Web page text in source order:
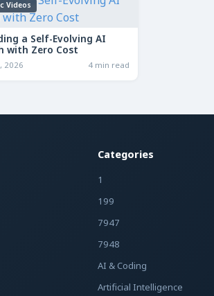
Videos
a Self-Evolving AI
with Zero Cost
2026 4 min read
Categories
1
199
7947
7948
AI & Coding
Artificial Intelligence